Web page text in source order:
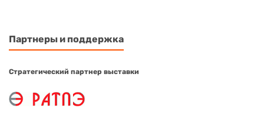
Партнеры и поддержка
Стратегический партнер выставки